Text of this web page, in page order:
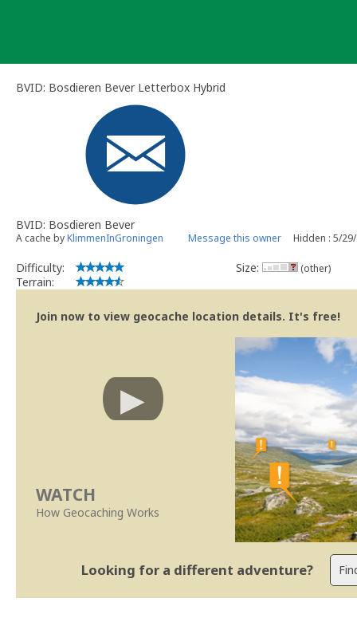
BVID: Bosdieren Bever Letterbox Hybrid
BVID: Bosdieren Bever
A cache byKlimmenInGroningen Message this owner Hidden : 5/
Difficulty:
Terrain:
Size: (other)
Join now to view geocache location details. It's free!
WATCH
How Geocaching Works
Looking for a different adventure?